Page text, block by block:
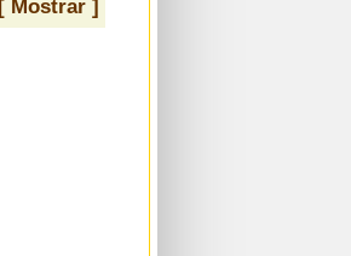
[ Mostrar ]